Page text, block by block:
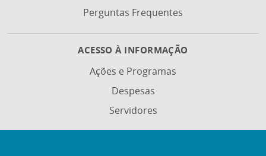
Perguntas Frequentes
ACESSO À INFORMAÇÃO
Ações e Programas
Despesas
Servidores